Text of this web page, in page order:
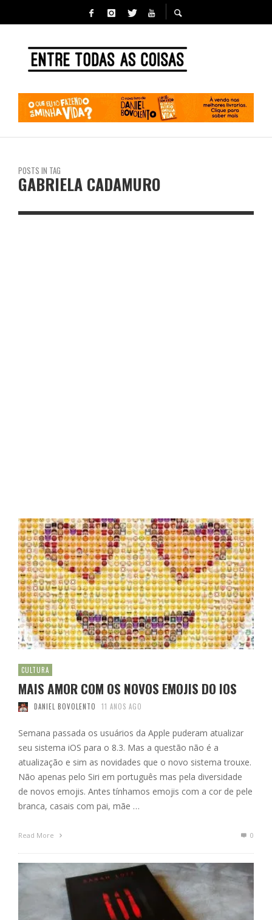
POSTS IN TAG
GABRIELA CADAMURO
CULTURA
MAIS AMOR COM OS NOVOS EMOJIS DO IOS
DANIEL BOVOLENTO 11 ANOS AGO
Semana passada os usuários da Apple puderam atualizar
seu sistema iOS para o 8.3. Mas a questão não é a
atualização e sim as novidades que o novo sistema trouxe.
Não apenas pelo Siri em português mas pela diversidade
de novos emojis. Antes tínhamos emojis com a cor de pele
branca, casais com pai, mãe …
Read More 0